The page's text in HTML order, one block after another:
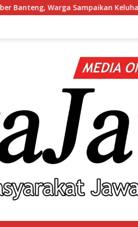
Keluhan hingga Minta Polsek